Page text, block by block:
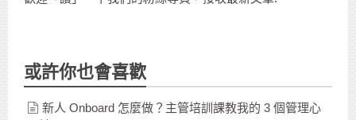
或許你也會喜歡
新人 Onboard 怎麼做？主管培訓課教我的 3 個管理心